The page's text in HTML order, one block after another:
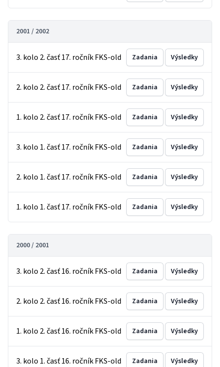
2001 / 2002
3. kolo 2. časť 17. ročník FKS-old Zadania Výsledky
2. kolo 2. časť 17. ročník FKS-old Zadania Výsledky
1. kolo 2. časť 17. ročník FKS-old Zadania Výsledky
3. kolo 1. časť 17. ročník FKS-old Zadania Výsledky
2. kolo 1. časť 17. ročník FKS-old Zadania Výsledky
1. kolo 1. časť 17. ročník FKS-old Zadania Výsledky
2000 / 2001
3. kolo 2. časť 16. ročník FKS-old Zadania Výsledky
2. kolo 2. časť 16. ročník FKS-old Zadania Výsledky
1. kolo 2. časť 16. ročník FKS-old Zadania Výsledky
3. kolo 1. časť 16. ročník FKS-old Zadania Výsledky